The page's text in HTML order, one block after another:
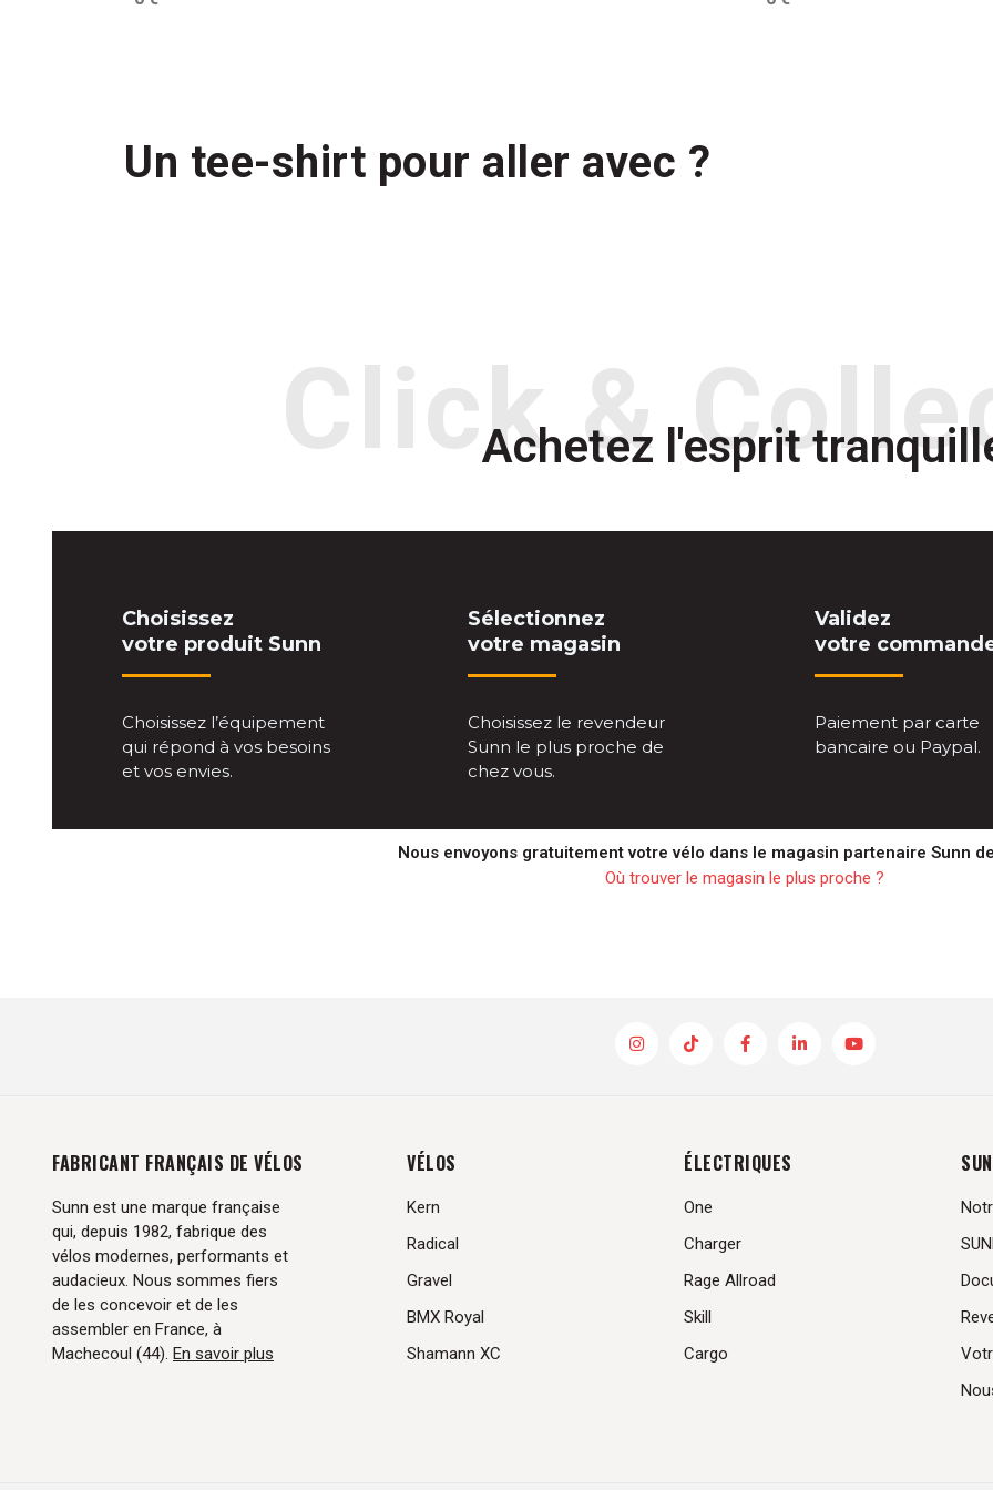
Un tee-shirt pour aller avec ?
Click &
Achetez l'esprit
Choisissez
votre produit Sunn
Choisissez l’équipement
qui répond à vos besoins
et vos envies.
Sélectionnez
votre magasin
Choisissez le revendeur
Sunn le plus proche de
chez vous.
Validez
votre
Paiement par carte
bancaire ou Paypal.
Nous envoyons gratuitement votre vélo dans le magasin partenaire Sunn
Où trouver le magasin le plus proche ?
FABRICANT FRANÇAIS DE VÉLOS
Sunn est une marque française
qui, depuis 1982, fabrique des
vélos modernes, performants et
audacieux. Nous sommes fiers
de les concevoir et de les
assembler en France, à
Machecoul (44). En savoir plus
VÉLOS
Kern
Radical
Gravel
BMX Royal
Shamann XC
ÉLECTRIQUES
One
Charger
Rage Allroad
Skill
Cargo